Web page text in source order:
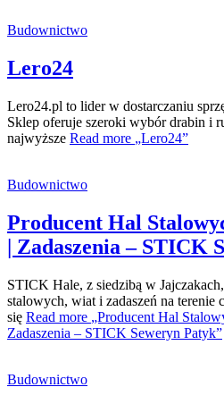
Budownictwo
Lero24
Lero24.pl to lider w dostarczaniu
Sklep oferuje szeroki wybór drabin i
najwyższe Read more „Lero24”
Budownictwo
Producent Hal
| Zadaszenia – STICK
STICK Hale, z siedzibą w
stalowych, wiat i zadaszeń na terenie
się Read more „Producent Hal
Zadaszenia – STICK Seweryn Patyk”
Budownictwo